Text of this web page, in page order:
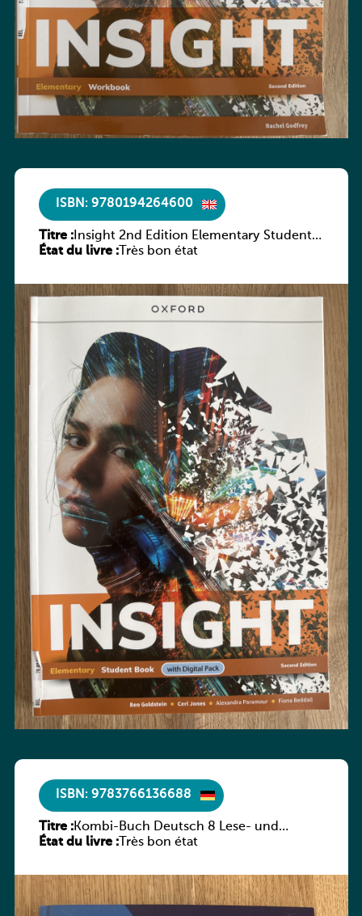
ISBN: 9780194264600
Titre :Insight 2nd Edition Elementary Student’s
Book with Digital Pack
État du livre :Très bon état
ISBN: 9783766136688
Titre :Kombi-Buch Deutsch 8 Lese- und
Sprachbuch
État du livre :Très bon état